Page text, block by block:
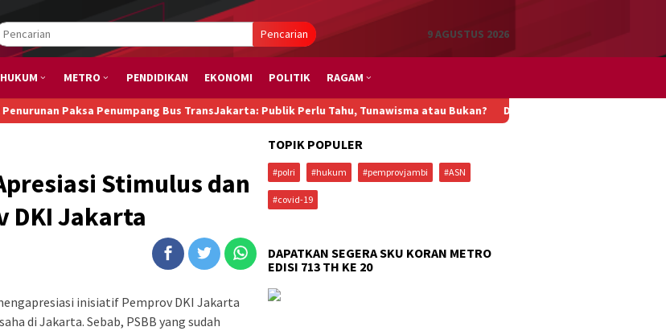
Pencarian 9 AGUSTUS 2026
HUKUM METRO PENDIDIKAN EKONOMI POLITIK RAGAM
Penumpang Bus TransJakarta: Publik Perlu Tahu, Tunawisma atau Bukan? Di Kampung Nelayan Pakis Jaya Karawang,
Stimulus dan
DKI Jakarta
inisiatif Pemprov DKI Jakarta
di Jakarta. Sebab, PSBB yang sudah
TOPIK POPULER
#polri #hukum #pemprovjambi #ASN
#covid-19
DAPATKAN SEGERA SKU KORAN METRO
EDISI 713 TH KE 20